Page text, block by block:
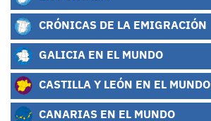
CRÓNICAS DE LA EMIGRACIÓN
GALICIA EN EL MUNDO
CASTILLA Y LEÓN EN EL MUNDO
CANARIAS EN EL MUNDO